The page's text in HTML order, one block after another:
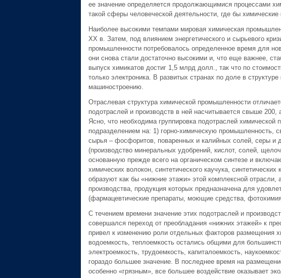
ее значение определяется продолжающимися процессами
такой сферы человеческой деятельности, где бы
Наиболее высокими темпами мировая химическая
XX в. Затем, под влиянием энергетического и сырьевого
промышленности потребовалось определенное время для
они снова стали достаточно высокими и, что еще важнее,
выпуск химикатов достиг 1,5 млрд долл., так что по
только электроника. В развитых странах по доле в
машиностроению.
Отраслевая структура химической промышленности
подотраслей и производств в ней насчитывается свыше
Ясно, что необходима группировка подотраслей
подразделением на: 1) горно-химическую промышленность,
сырья – фосфоритов, поваренных и калийных солей, серы
(производство минеральных удобрений, кислот, солей,
основанную прежде всего на органическом синтезе и
химических волокон, синтетического каучука,
образуют как бы «нижние этажи» этой комплексной отрасли,
производства, продукция которых предназначена для
(фармацевтические препараты, моющие средства,
С течением времени значение этих подотраслей и
совершался переход от преобладания «нижних этажей» к
привел к изменению роли отдельных факторов размещения
водоемкость, теплоемкость остались общими для
электроемкость, трудоемкость, капиталоемкость,
гораздо большее значение. В последнее время на
особенно «грязным», все большее воздействие оказывает